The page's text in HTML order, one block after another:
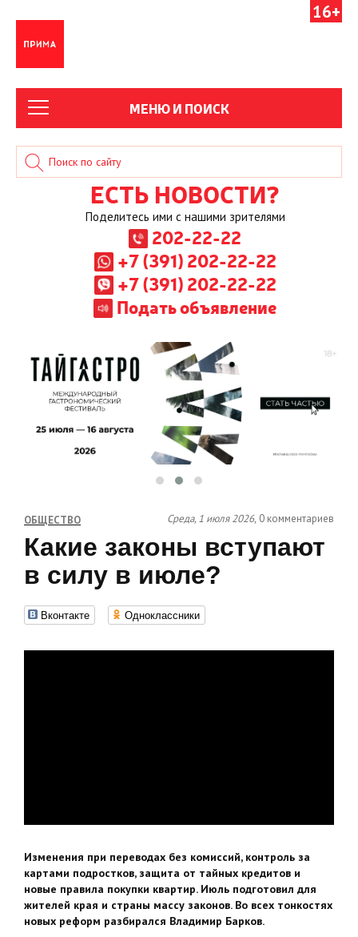
16+
МЕНЮ И ПОИСК
ЕСТЬ НОВОСТИ?
Поделитесь ими с нашими зрителями
202-22-22
+7 (391) 202-22-22
+7 (391) 202-22-22
Подать объявление
ОБЩЕСТВО Среда, 1 июля 2026, 0 комментариев
Какие законы вступают
в силу в июле?
Вконтакте Одноклассники
Изменения при переводах без комиссий, контроль за
картами подростков, защита от тайных кредитов и
новые правила покупки квартир. Июль подготовил для
жителей края и страны массу законов. Во всех тонкостях
новых реформ разбирался Владимир Барков.